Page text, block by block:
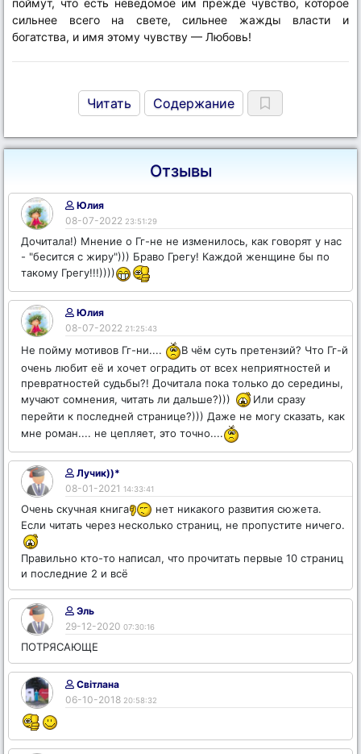
поймут, что есть неведомое им прежде чувство, которое
сильнее всего на свете, сильнее жажды власти и
богатства, и имя этому чувству — Любовь!
Читать Содержание
Отзывы
Юлия
08-07-2022 23:51:29
Дочитала!) Мнение о Гг-не не изменилось, как говорят у нас
- "бесится с жиру"))) Браво Грегу! Каждой женщине бы по
такому Грегу!!!))))
Юлия
08-07-2022 21:25:43
Не пойму мотивов Гг-ни....
В чём суть претензий? Что Гг-й
очень любит её и хочет оградить от всех неприятностей и
превратностей судьбы?! Дочитала пока только до середины,
мучают сомнения, читать ли дальше?)))
Или сразу
перейти к последней странице?))) Даже не могу сказать, как
мне роман.... не цепляет, это точно....
Лучик))*
08-01-2021 14:33:41
Очень скучная книга
нет никакого развития сюжета.
Если читать через несколько страниц, не пропустите ничего.
Правильно кто-то написал, что прочитать первые 10 страниц
и последние 2 и всё
Эль
29-12-2020 07:30:16
ПОТРЯСАЮЩЕ
Світлана
06-10-2018 20:58:32